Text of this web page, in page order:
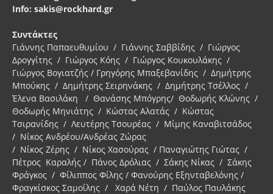
Info: sakis@rockhard.gr
Συντάκτες
Γιάννης Παπαευθυμίου / Γιάννης Σαββίδης / Γιώργος
Δρογγίτης / Γιώργος Κόης / Γιώργος Κουκουλάκης /
Γιώργος Βογιατζής / Γρηγόρης Μπαξεβανίδης / Δημήτρης
Μπούκης / Δημήτρης Σειρηνάκης / Δημήτρης Τσέλλος /
Έλενα Βασιλάκη / Θανάσης Μπόγρης/ Θοδωρής Κλώνης /
Θοδωρής Μηνιάτης / Κώστας Αλατάς / Κώστας
Τσιρανίδης / Λευτέρης Τσουρέας / Μίμης Καναβιτσάδος
/ Νίκος Ανδρέου/Ανδρέας Ζώρας
/ Νίκος Ζέρης / Νίκος Χασούρας / Παναγιώτης Γιώτας /
Πέτρος Καραλής / Πάνος Δρόλιας / Σάκης Νίκας / Σάκης
Φράγκος / Φίλιππος Φίλης / Φανούρης Εξηνταβελόνης /
Φραγκίσκος Σαμοΐλης / Χαρά Νέτη / Παύλος Παυλάκης